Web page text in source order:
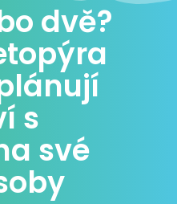
dvě?
s
své